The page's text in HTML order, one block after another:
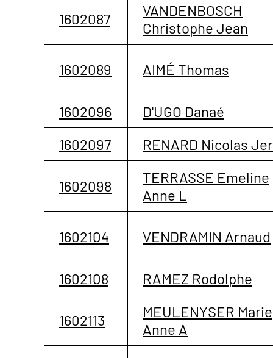
1602087
VANDENBOSCH
Christophe Jean
1602089 AIMÉ Thomas
1602096
D'UGO Danaé
1602097
RENARD Nicolas
1602098
TERRASSE Emeline
Anne L
1602104 VENDRAMIN Arnaud
1602108 RAMEZ Rodolphe
1602113
MEULENYSER Marie
Anne A